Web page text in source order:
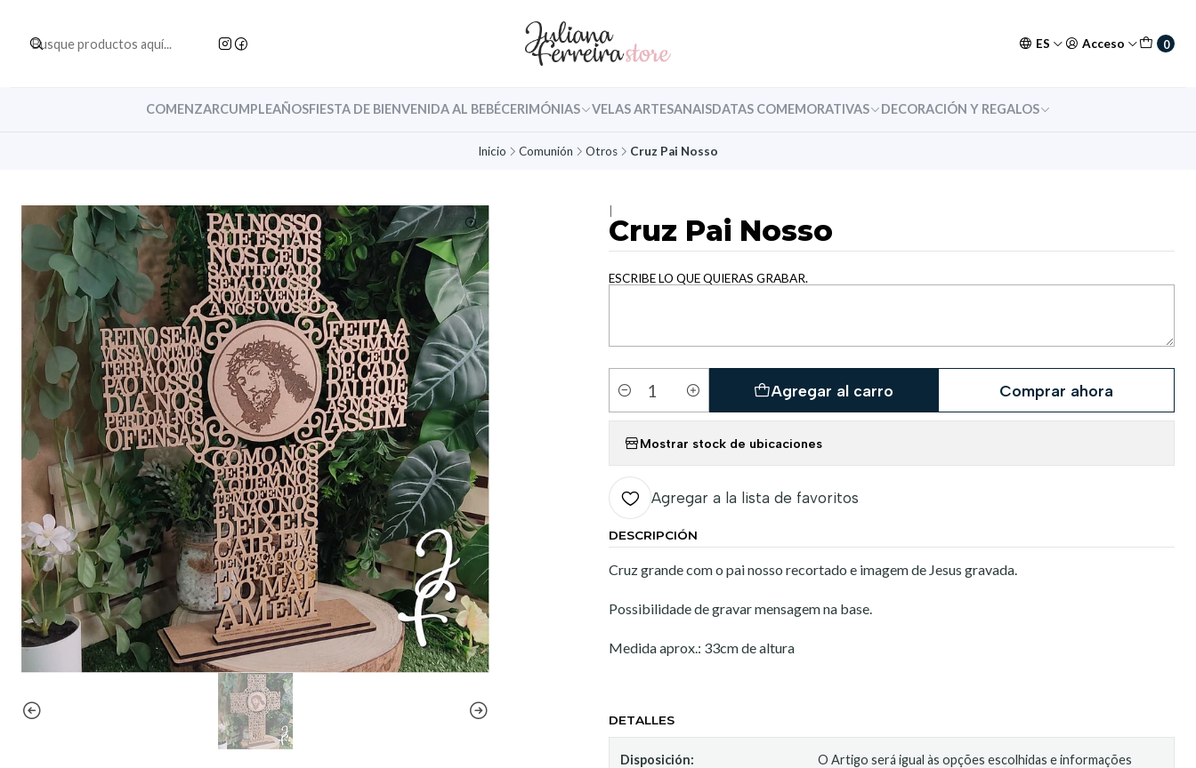
ES Acceso 0
COMENZARCUMPLEAÑOSFIESTA DE BIENVENIDA AL BEBÉCERIMÓNIAS VELAS ARTESANAISDATAS COMEMORATIVAS DECORACIÓN Y REGALOS
Inicio Comunión Otros Cruz Pai Nosso
Cruz Pai Nosso
ESCRIBE LO QUE QUIERAS GRABAR.
Cantidad
Agregar al carro Comprar ahora
Mostrar stock de ubicaciones
Agregar a la lista de favoritos
DESCRIPCIÓN
Cruz grande com o pai nosso recortado e imagem de Jesus gravada.
Possibilidade de gravar mensagem na base.
Medida aprox.: 33cm de altura
DETALLES
Disposición:
O Artigo será igual às opções escolhidas e informações